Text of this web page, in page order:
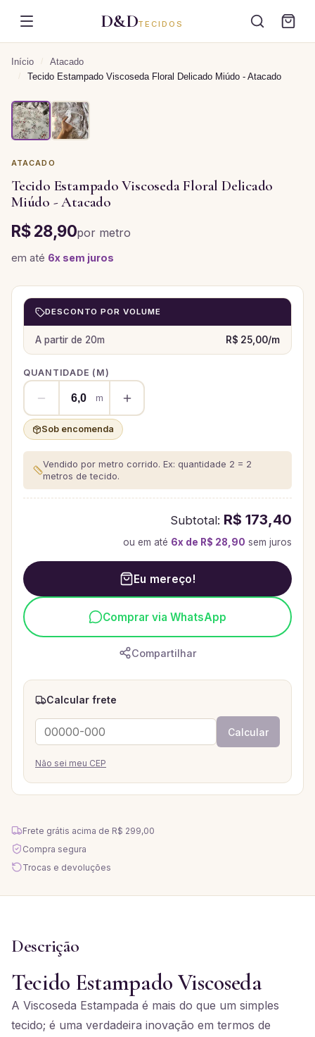
D&DTECIDOS
Início / Atacado
/ Tecido Estampado Viscoseda Floral Delicado Miúdo - Atacado
ATACADO
Tecido Estampado Viscoseda Floral Delicado
Miúdo - Atacado
R$ 28,90por metro
em até 6x sem juros
DESCONTO POR VOLUME
A partir de 20m R$ 25,00/m
QUANTIDADE ( M)
m
Sob encomenda
Vendido por metro corrido. Ex: quantidade 2 = 2
metros de tecido.
Subtotal: R$ 173,40
ou em até 6x de R$ 28,90 sem juros
Eu mereço!
Comprar via WhatsApp
Compartilhar
Calcular frete
Calcular
Não sei meu CEP
Frete grátis acima de R$ 299,00
Compra segura
Trocas e devoluções
Descrição
Tecido Estampado Viscoseda
A Viscoseda Estampada é mais do que um simples
tecido; é uma verdadeira inovação em termos de